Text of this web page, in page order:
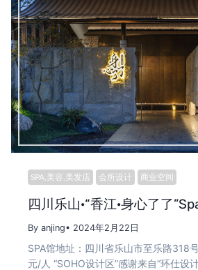
SPA,美容,美发店 会所设计 商业空间
四川乐山·“香江·身心了了
By anjing• 2024年2月22日
SPA馆地址：四川省乐山市至乐路318
元/人 “SOHO设计区”感谢来自“环仕设